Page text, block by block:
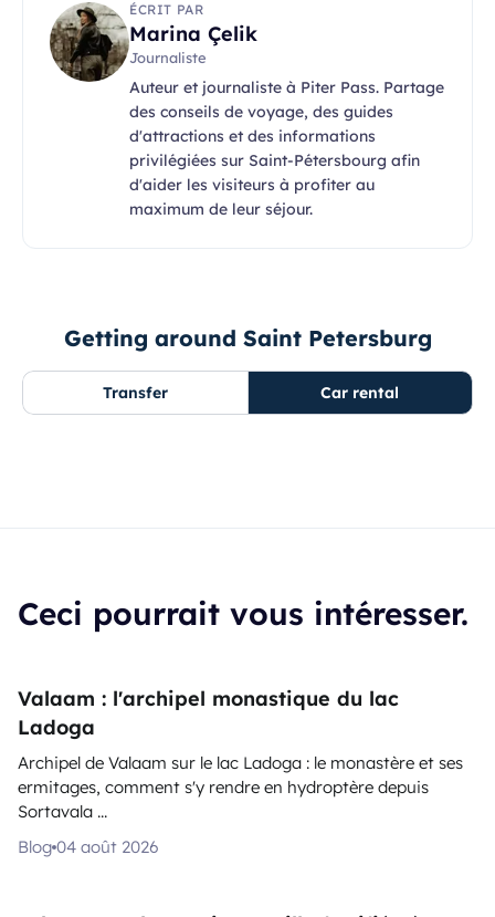
ÉCRIT PAR
Marina Çelik
Journaliste
Auteur et journaliste à Piter Pass. Partage
des conseils de voyage, des guides
d'attractions et des informations
privilégiées sur Saint-Pétersbourg afin
d'aider les visiteurs à profiter au
maximum de leur séjour.
Getting around Saint Petersburg
Transfer Car rental
Ceci pourrait vous intéresser.
Valaam : l'archipel monastique du lac
Ladoga
Archipel de Valaam sur le lac Ladoga : le monastère et ses
ermitages, comment s'y rendre en hydroptère depuis
Sortavala ...
Blog 04 août 2026